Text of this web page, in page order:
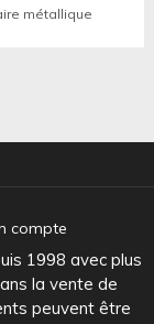
métallique
compte
1998 avec plus
la vente de
peuvent être